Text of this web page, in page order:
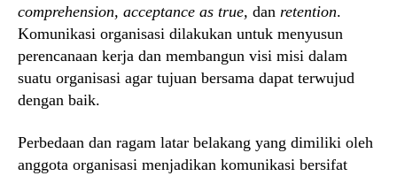
comprehension, acceptance as true, dan retention.
Komunikasi organisasi dilakukan untuk menyusun
perencanaan kerja dan membangun visi misi dalam
suatu organisasi agar tujuan bersama dapat terwujud
dengan baik.
Perbedaan dan ragam latar belakang yang dimiliki oleh
anggota organisasi menjadikan komunikasi bersifat